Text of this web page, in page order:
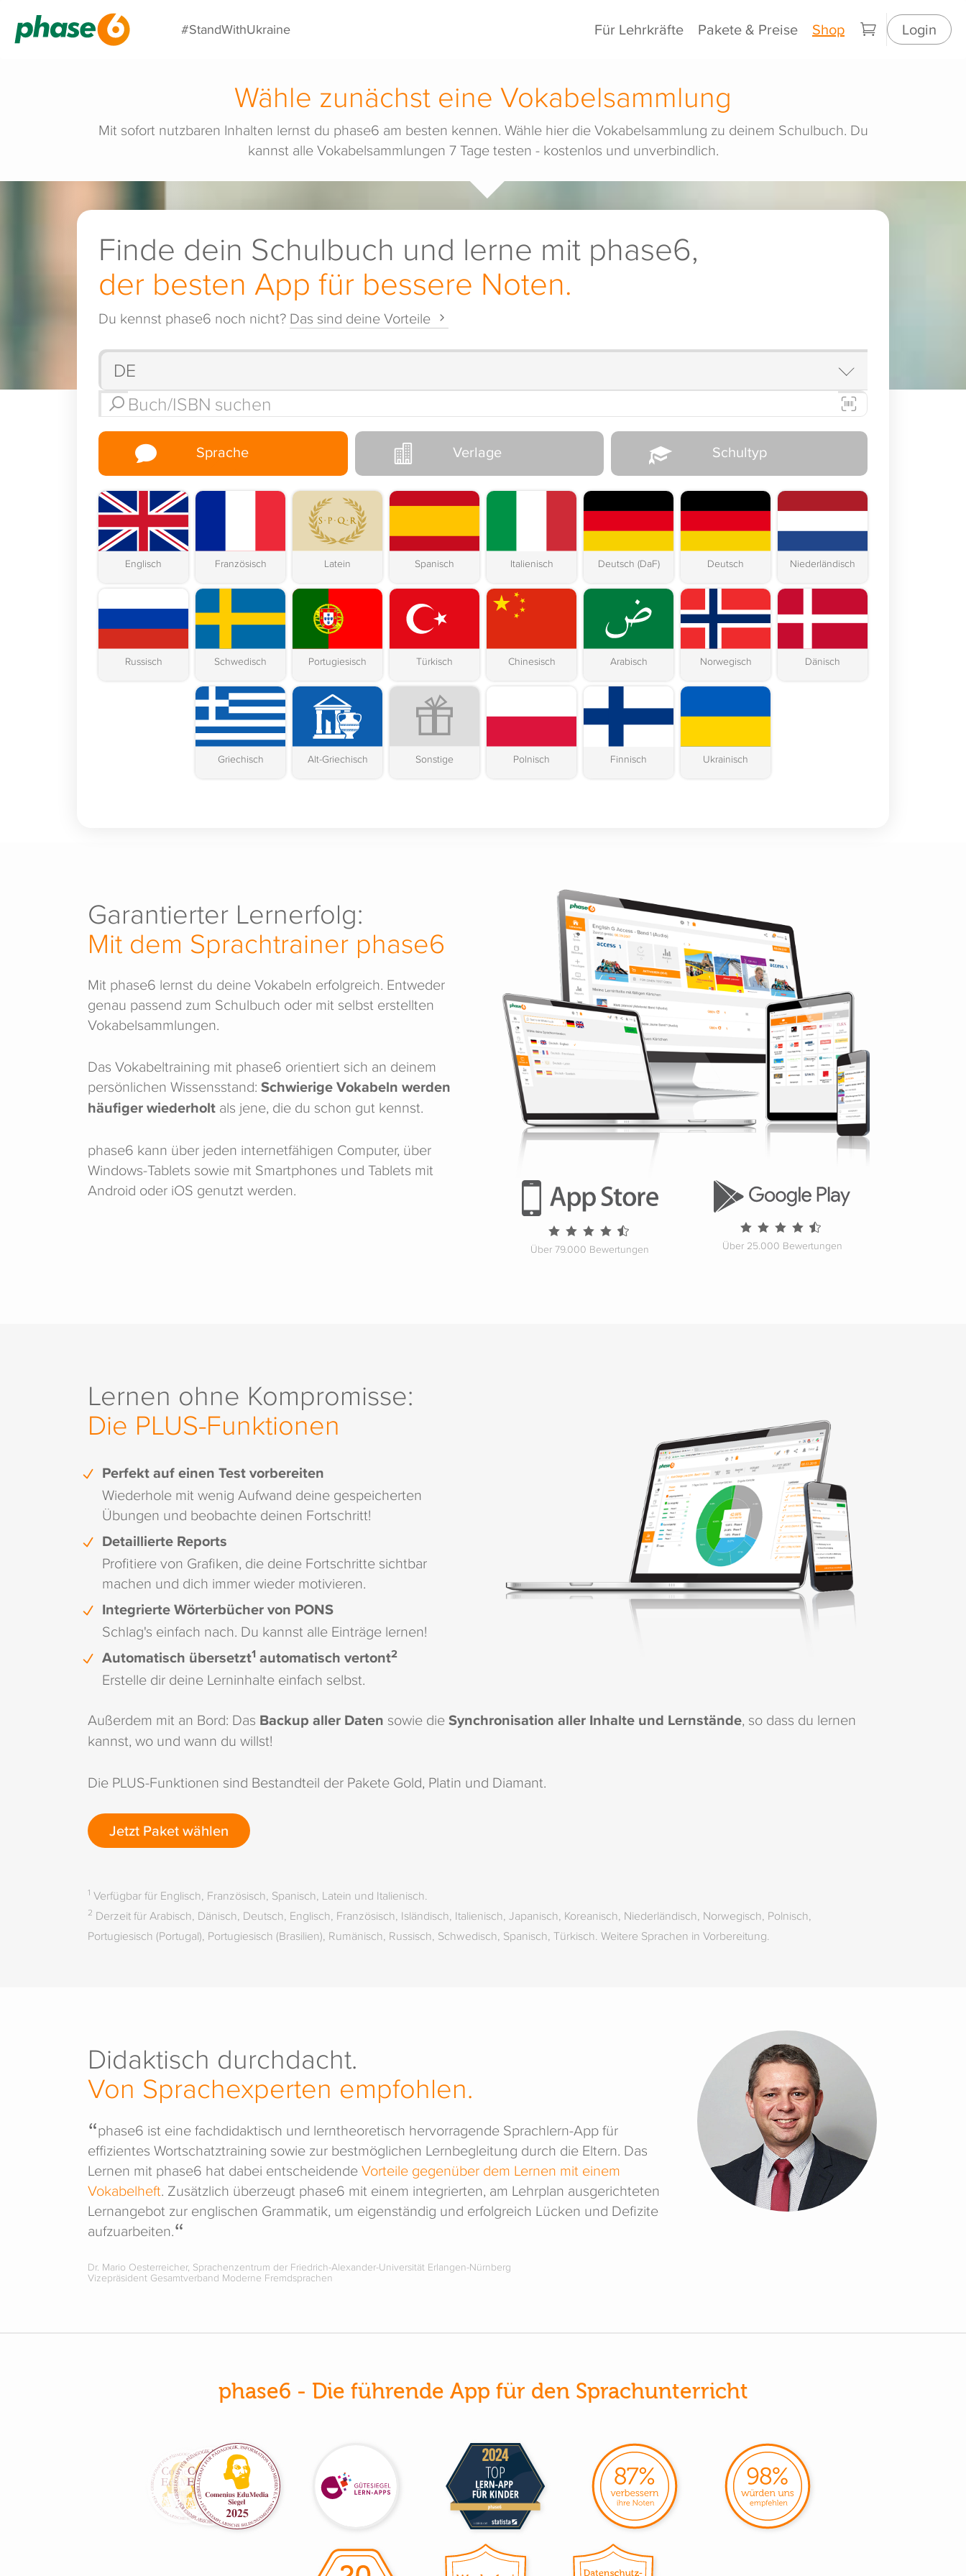
#StandWithUkraine Für Lehrkräfte Pakete & Preise Shop Login
Wähle zunächst eine Vokabelsammlung
Mit sofort nutzbaren Inhalten lernst du phase6 am besten kennen. Wähle hier die Vokabelsammlung zu deinem Schulbuch. Du
kannst alle Vokabelsammlungen 7 Tage testen - kostenlos und unverbindlich.
Finde dein Schulbuch und lerne mit phase6,
der besten App für bessere Noten.
Du kennst phase6 noch nicht? Das sind deine Vorteile
Sprache Verlage Schultyp
Englisch Französisch Latein Spanisch Italienisch Deutsch (DaF) Deutsch Niederländisch
Russisch Schwedisch Portugiesisch Türkisch Chinesisch Arabisch Norwegisch Dänisch
Griechisch Alt-Griechisch Sonstige Polnisch Finnisch Ukrainisch
Garantierter Lernerfolg:
Mit dem Sprachtrainer phase6
Mit phase6 lernst du deine Vokabeln erfolgreich. Entweder
genau passend zum Schulbuch oder mit selbst erstellten
Vokabelsammlungen.
Das Vokabeltraining mit phase6 orientiert sich an deinem
persönlichen Wissensstand: Schwierige Vokabeln werden
häufiger wiederholt als jene, die du schon gut kennst.
phase6 kann über jeden internetfähigen Computer, über
Windows-Tablets sowie mit Smartphones und Tablets mit
Android oder iOS genutzt werden.
Über 79.000 Bewertungen Über 25.000 Bewertungen
Lernen ohne Kompromisse:
Die PLUS-Funktionen
Perfekt auf einen Test vorbereiten
Wiederhole mit wenig Aufwand deine gespeicherten
Übungen und beobachte deinen Fortschritt!
Detaillierte Reports
Profitiere von Grafiken, die deine Fortschritte sichtbar
machen und dich immer wieder motivieren.
Integrierte Wörterbücher von PONS
Schlag's einfach nach. Du kannst alle Einträge lernen!
Automatisch übersetzt1 automatisch vertont2
Erstelle dir deine Lerninhalte einfach selbst.
Außerdem mit an Bord: Das Backup aller Daten sowie dieSynchronisation aller Inhalte und Lernstände, so dass du lernen
kannst, wo und wann du willst!
Die PLUS-Funktionen sind Bestandteil der Pakete Gold, Platin und Diamant.
Jetzt Paket wählen
1 Verfügbar für Englisch, Französisch, Spanisch, Latein und Italienisch.
2 Derzeit für Arabisch, Dänisch, Deutsch, Englisch, Französisch, Isländisch, Italienisch, Japanisch, Koreanisch, Niederländisch, Norwegisch, Polnisch,
Portugiesisch (Portugal), Portugiesisch (Brasilien), Rumänisch, Russisch, Schwedisch, Spanisch, Türkisch. Weitere Sprachen in Vorbereitung.
Didaktisch durchdacht.
Von Sprachexperten empfohlen.
phase6 ist eine fachdidaktisch und lerntheoretisch hervorragende Sprachlern-App für
effizientes Wortschatztraining sowie zur bestmöglichen Lernbegleitung durch die Eltern. Das
Lernen mit phase6 hat dabei entscheidendeVorteile gegenüber dem Lernen mit einem
Vokabelheft. Zusätzlich überzeugt phase6 mit einem integrierten, am Lehrplan ausgerichteten
Lernangebot zur englischen Grammatik, um eigenständig und erfolgreich Lücken und Defizite
aufzuarbeiten.
Dr. Mario Oesterreicher, Sprachenzentrum der Friedrich-Alexander-Universität Erlangen-Nürnberg
Vizepräsident Gesamtverband Moderne Fremdsprachen
phase6 - Die führende App für den Sprachunterricht